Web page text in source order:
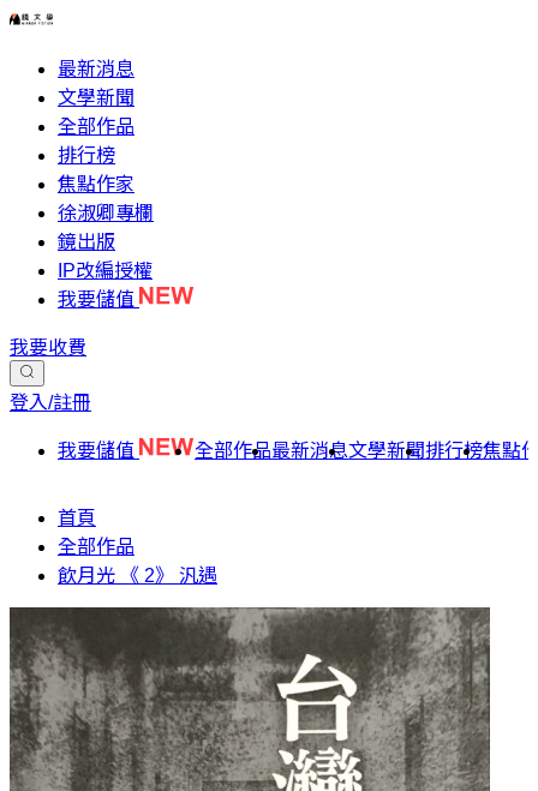
最新消息
文學新聞
全部作品
排行榜
焦點作家
徐淑卿專欄
鏡出版
IP改編授權
我要儲值
我要收費
登入/註冊
我要儲值 全部作品最新消息文學新聞排行榜焦點
首頁
全部作品
飲月光 《 2》 汎遇